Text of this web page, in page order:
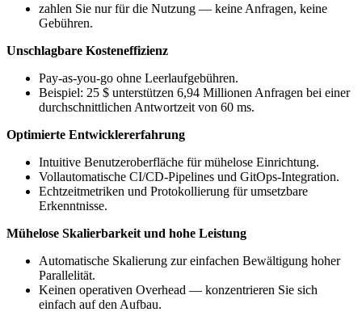
zahlen Sie nur für die Nutzung — keine Anfragen, keine
Gebühren.
Unschlagbare Kosteneffizienz
Pay-as-you-go ohne Leerlaufgebühren.
Beispiel: 25 $ unterstützen 6,94 Millionen Anfragen bei einer
durchschnittlichen Antwortzeit von 60 ms.
Optimierte Entwicklererfahrung
Intuitive Benutzeroberfläche für mühelose Einrichtung.
Vollautomatische CI/CD-Pipelines und GitOps-Integration.
Echtzeitmetriken und Protokollierung für umsetzbare
Erkenntnisse.
Mühelose Skalierbarkeit und hohe Leistung
Automatische Skalierung zur einfachen Bewältigung hoher
Parallelität.
Keinen operativen Overhead — konzentrieren Sie sich
einfach auf den Aufbau.